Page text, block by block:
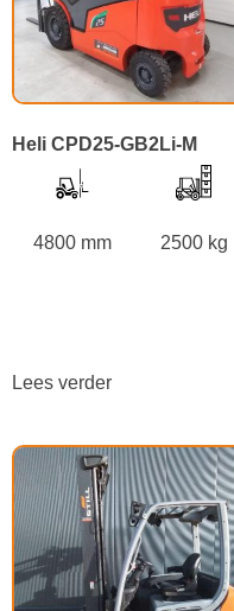
Heli CPD25-GB2Li-M
4800 mm 2500 kg
Lees verder